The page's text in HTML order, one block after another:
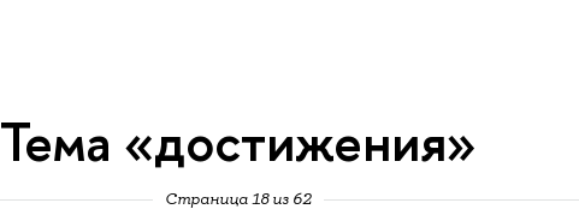
Тема «достижения»
Страница 18 из 62